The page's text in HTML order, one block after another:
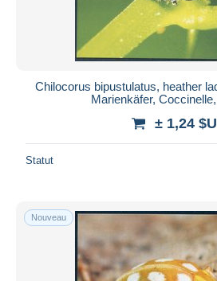
Chilocorus bipustulatus, heather
Marienkäfer,
± 1,24
Statut
Nouveau